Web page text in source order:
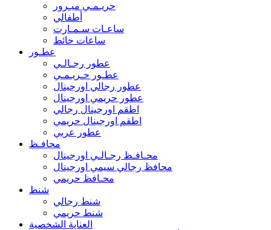
حريـمـي ميـرور
أطفالي
ساعـات سـمـارت
ساعات حائط
عطـور
عطور رجـالـي
عطـور حـريـمـي
عطور رجالي اورجينال
عطور حريمي اورجينال
اطقم اورجينال رجالي
اطقم اورجينال حريمي
عطور عربي
محافـظ
محـافـظ رجـالـي اورجينال
محافظ رجالي سيمي اورجينال
محـافظ حريمي
شنط
شنط رجالي
شنط حريمي
العناية الشخصية